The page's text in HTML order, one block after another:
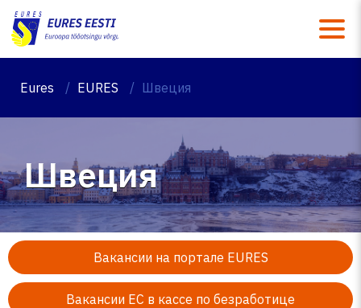
Eures / EURES / Швеция
Швеция
Вакансии на портале EURES
Вакансии ЕС в кассе по безработице